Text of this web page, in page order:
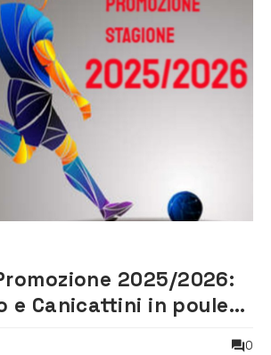
2025/2026:
e Canicattini in poule
0